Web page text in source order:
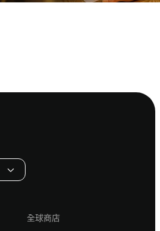
全球商店